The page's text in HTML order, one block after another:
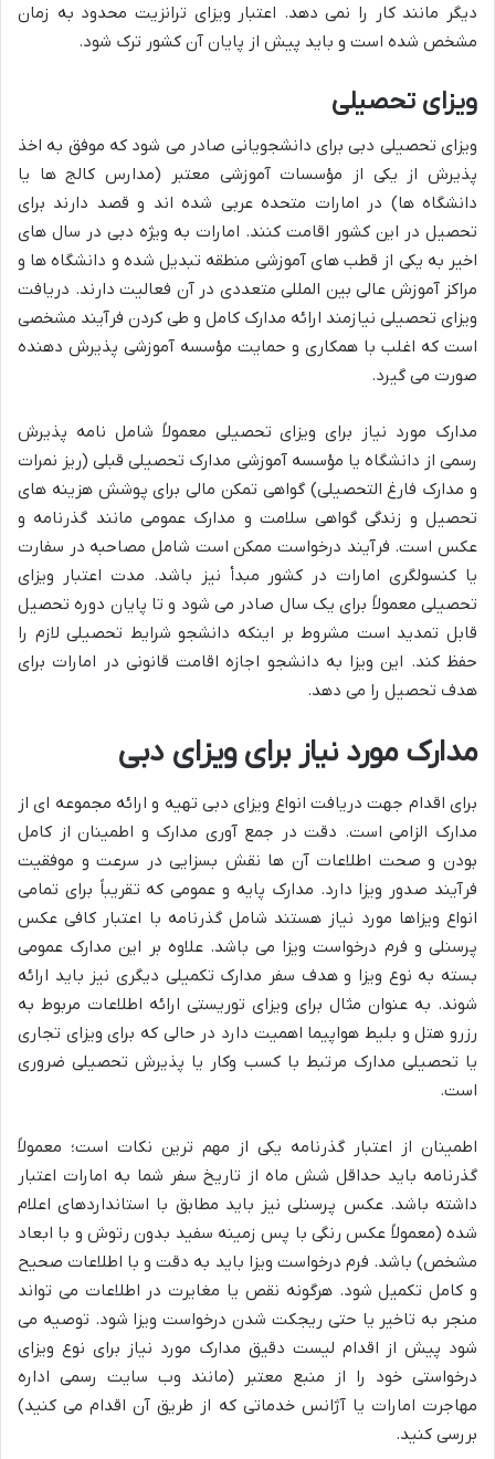
دیگر مانند کار را نمی دهد. اعتبار ویزای ترانزیت محدود به زمان
مشخص شده است و باید پیش از پایان آن کشور ترک شود.
ویزای تحصیلی
ویزای تحصیلی دبی برای دانشجویانی صادر می شود که موفق به اخذ
پذیرش از یکی از مؤسسات آموزشی معتبر (مدارس کالج ها یا
دانشگاه ها) در امارات متحده عربی شده اند و قصد دارند برای
تحصیل در این کشور اقامت کنند. امارات به ویژه دبی در سال های
اخیر به یکی از قطب های آموزشی منطقه تبدیل شده و دانشگاه ها و
مراکز آموزش عالی بین المللی متعددی در آن فعالیت دارند. دریافت
ویزای تحصیلی نیازمند ارائه مدارک کامل و طی کردن فرآیند مشخصی
است که اغلب با همکاری و حمایت مؤسسه آموزشی پذیرش دهنده
صورت می گیرد.
مدارک مورد نیاز برای ویزای تحصیلی معمولاً شامل نامه پذیرش
رسمی از دانشگاه یا مؤسسه آموزشی مدارک تحصیلی قبلی (ریز نمرات
و مدارک فارغ التحصیلی) گواهی تمکن مالی برای پوشش هزینه های
تحصیل و زندگی گواهی سلامت و مدارک عمومی مانند گذرنامه و
عکس است. فرآیند درخواست ممکن است شامل مصاحبه در سفارت
یا کنسولگری امارات در کشور مبدأ نیز باشد. مدت اعتبار ویزای
تحصیلی معمولاً برای یک سال صادر می شود و تا پایان دوره تحصیل
قابل تمدید است مشروط بر اینکه دانشجو شرایط تحصیلی لازم را
حفظ کند. این ویزا به دانشجو اجازه اقامت قانونی در امارات برای
هدف تحصیل را می دهد.
مدارک مورد نیاز برای ویزای دبی
برای اقدام جهت دریافت انواع ویزای دبی تهیه و ارائه مجموعه ای از
مدارک الزامی است. دقت در جمع آوری مدارک و اطمینان از کامل
بودن و صحت اطلاعات آن ها نقش بسزایی در سرعت و موفقیت
فرآیند صدور ویزا دارد. مدارک پایه و عمومی که تقریباً برای تمامی
انواع ویزاها مورد نیاز هستند شامل گذرنامه با اعتبار کافی عکس
پرسنلی و فرم درخواست ویزا می باشد. علاوه بر این مدارک عمومی
بسته به نوع ویزا و هدف سفر مدارک تکمیلی دیگری نیز باید ارائه
شوند. به عنوان مثال برای ویزای توریستی ارائه اطلاعات مربوط به
رزرو هتل و بلیط هواپیما اهمیت دارد در حالی که برای ویزای تجاری
یا تحصیلی مدارک مرتبط با کسب وکار یا پذیرش تحصیلی ضروری
است.
اطمینان از اعتبار گذرنامه یکی از مهم ترین نکات است؛ معمولاً
گذرنامه باید حداقل شش ماه از تاریخ سفر شما به امارات اعتبار
داشته باشد. عکس پرسنلی نیز باید مطابق با استانداردهای اعلام
شده (معمولاً عکس رنگی با پس زمینه سفید بدون رتوش و با ابعاد
مشخص) باشد. فرم درخواست ویزا باید به دقت و با اطلاعات صحیح
و کامل تکمیل شود. هرگونه نقص یا مغایرت در اطلاعات می تواند
منجر به تاخیر یا حتی ریجکت شدن درخواست ویزا شود. توصیه می
شود پیش از اقدام لیست دقیق مدارک مورد نیاز برای نوع ویزای
درخواستی خود را از منبع معتبر (مانند وب سایت رسمی اداره
مهاجرت امارات یا آژانس خدماتی که از طریق آن اقدام می کنید)
بررسی کنید.